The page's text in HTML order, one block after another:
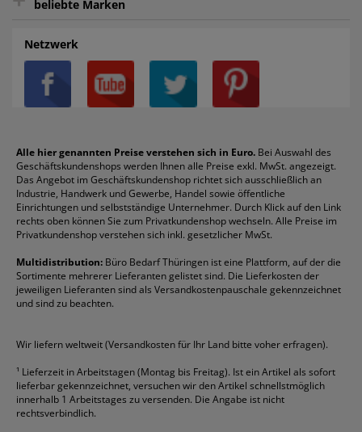
AGB
Datenschutz
Privatsphäre-Einstellungen
Über uns
Reklamation / Retouren
Vertrag widerrufen (Privatkunden)
Rabatte & Aktionen
Batterien
Bleistifte
Blöcke
Boardmarker
Briefumschläge
Druckerpatronen
Etiketten
Fineliner
Folienschreiber
Formulare
Gelschreiber
Geschäftsbücher
Heftstreifen
Kaffee
Klebeband
Klemmmappen
Kopierpapier
Korrekturmittel
Kugelschreiber
Mappen
Ordner
Packband
Permanentmarker
Radiergummis
Schnellhefter
Sichthüllen
Taschenrechner
Textmarker
Tintenroller
Tintenpatronen
Toilettenpapier
Toner
Versandmaterial
Versandtaschen
beliebte Marken
Alco
Avery/Zweckform
Canon
Durable
DYMO
Edding
Esselte
Faber-Castell
Fellowes
Franken
Fripa
HP
Leitz
Läufer
Melitta
Pentel
Pelikan
Pilot
Pritt
Schneider
Stabilo
Staedtler
alle Marken anzeigen
Netzwerk
Alle hier genannten Preise verstehen sich in Euro. Bei Auswahl des
Geschäftskundenshops werden Ihnen alle Preise exkl. MwSt. angezeigt.
Das Angebot im Geschäftskundenshop richtet sich ausschließlich an
Industrie, Handwerk und Gewerbe, Handel sowie öffentliche
Einrichtungen und selbstständige Unternehmer. Durch Klick auf den Link
rechts oben können Sie zum Privatkundenshop wechseln. Alle Preise im
Privatkundenshop verstehen sich inkl. gesetzlicher MwSt.
Multidistribution: Büro Bedarf Thüringen ist eine Plattform, auf der die
Sortimente mehrerer Lieferanten gelistet sind. Die Lieferkosten der
jeweiligen Lieferanten sind als Versandkostenpauschale gekennzeichnet
und sind zu beachten.
Wir liefern weltweit (Versandkosten für Ihr Land bitte voher erfragen).
¹ Lieferzeit in Arbeitstagen (Montag bis Freitag). Ist ein Artikel als sofort
lieferbar gekennzeichnet, versuchen wir den Artikel schnellstmöglich
innerhalb 1 Arbeitstages zu versenden. Die Angabe ist nicht
rechtsverbindlich.